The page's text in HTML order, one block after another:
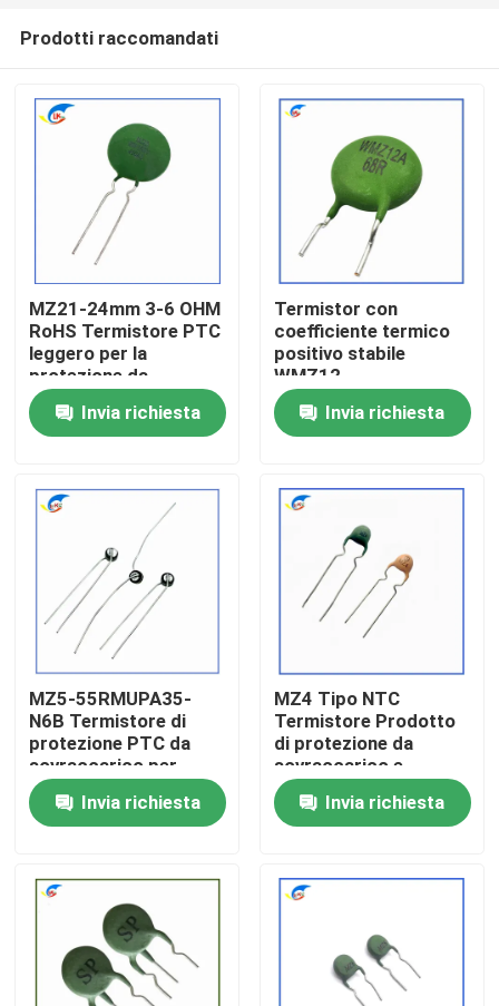
Casa.
Prodotti
video
Su di noi
Visita alla fabbrica
Controllo della qualità
Contattaci
Termistore del ptc
Prodotti raccomandati
MZ21-24mm 3-6 OHM
RoHS Termistore PTC
leggero per la
protezione da
sovraccarico
Termistore con
coefficiente termico
Invia richiesta
Termistor con
coefficiente termico
positivo stabile
WMZ12-
85BHV151NRoHS per
la protezione da
sovraccarico
compatibile
Invia richiesta
MZ5-55RMUPA35-
N6B Termistore di
protezione PTC da
sovraccarico per
prodotti di controllo
del ventoInvia richiesta
MZ4 Tipo NTC
Termistore Prodotto
di protezione da
sovraccarico e
sovraccarico
Invia richiesta